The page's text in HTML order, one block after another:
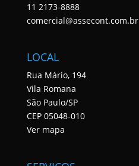
11 2173-8888
comercial@assecont.com.br
LOCAL
Rua Mário, 194
Vila Romana
São Paulo/SP
CEP 05048-010
Ver mapa